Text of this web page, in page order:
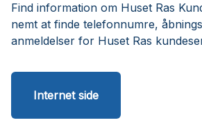
Find information om Huset Ras
nemt at finde telefonnumre,
anmeldelser for Huset Ras
Internet side